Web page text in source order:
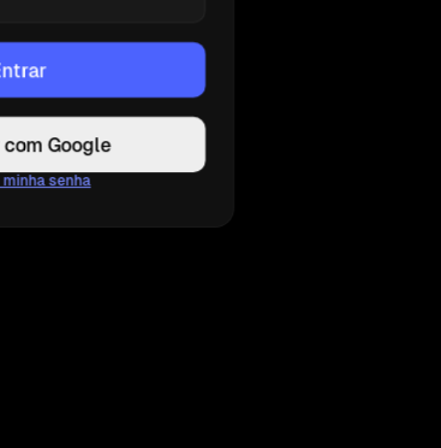
Google
minha senha